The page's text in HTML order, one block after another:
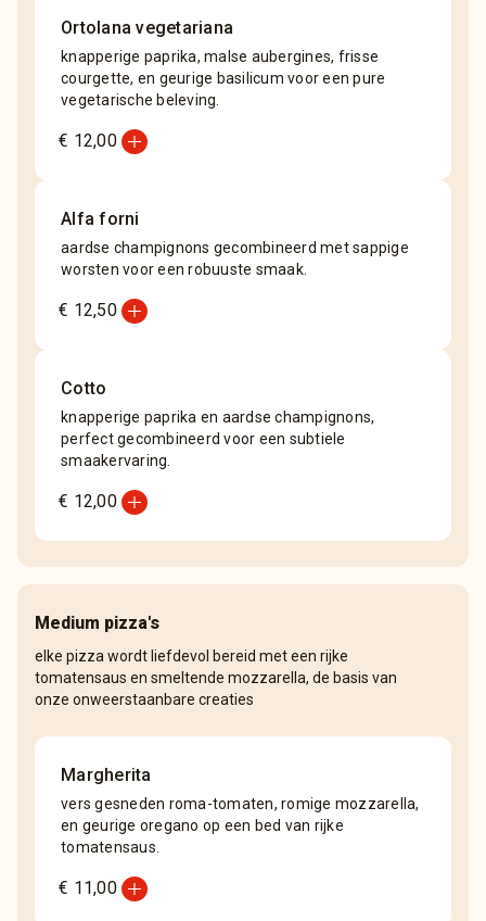
Ortolana vegetariana
knapperige paprika, malse aubergines, frisse
courgette, en geurige basilicum voor een pure
vegetarische beleving.
€ 12,00add_circle
Alfa forni
aardse champignons gecombineerd met sappige
worsten voor een robuuste smaak.
€ 12,50add_circle
Cotto
knapperige paprika en aardse champignons,
perfect gecombineerd voor een subtiele
smaakervaring.
€ 12,00add_circle
Medium pizza's
elke pizza wordt liefdevol bereid met een rijke
tomatensaus en smeltende mozzarella, de basis van
onze onweerstaanbare creaties
Margherita
vers gesneden roma-tomaten, romige mozzarella,
en geurige oregano op een bed van rijke
tomatensaus.
€ 11,00add_circle